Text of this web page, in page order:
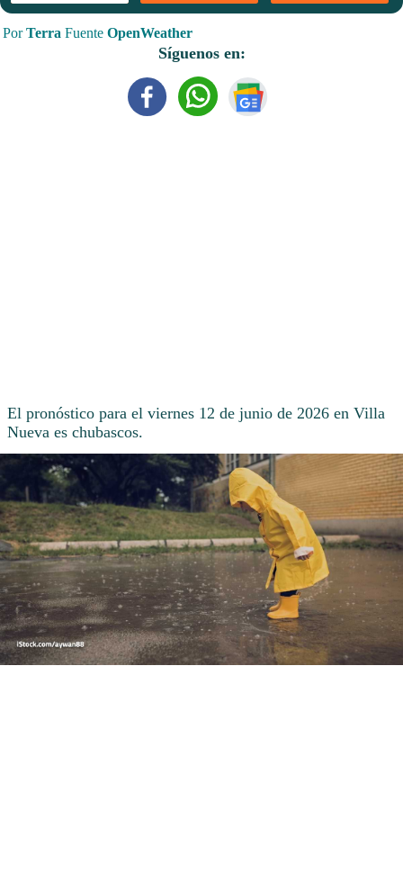
PorTerra Fuente OpenWeather
Síguenos en:
El pronóstico para el viernes 12 de junio de 2026 en Villa
Nueva es chubascos.